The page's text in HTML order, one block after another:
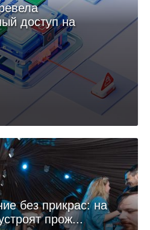
доступ на
без прикрас: на
прож...